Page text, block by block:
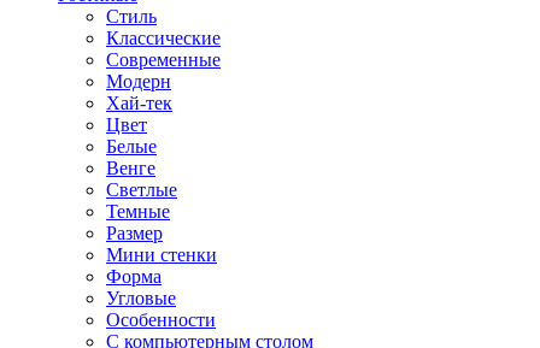
Стиль
Классические
Современные
Модерн
Хай-тек
Цвет
Белые
Венге
Светлые
Темные
Размер
Мини стенки
Форма
Угловые
Особенности
С компьютерным столом